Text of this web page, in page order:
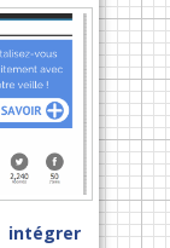
intégrer